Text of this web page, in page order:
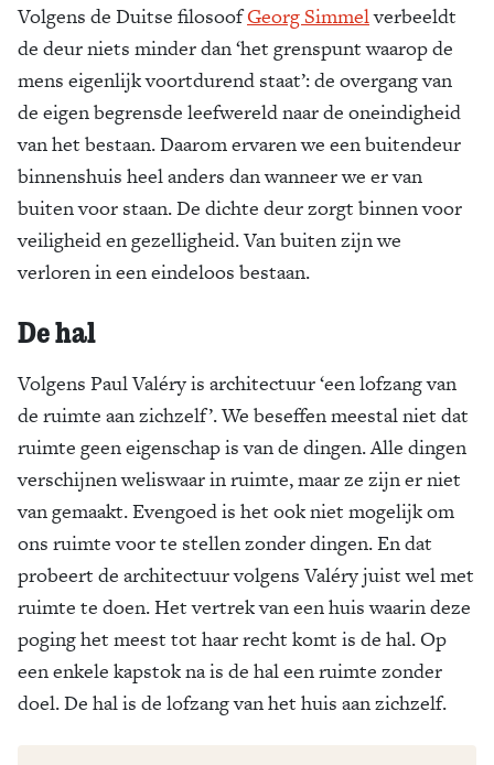
Volgens de Duitse filosoofGeorg Simmelverbeeldt
de deur niets minder dan ‘het grenspunt waarop de
mens eigenlijk voortdurend staat’: de overgang van
de eigen begrensde leefwereld naar de oneindigheid
van het bestaan. Daarom ervaren we een buitendeur
binnenshuis heel anders dan wanneer we er van
buiten voor staan. De dichte deur zorgt binnen voor
veiligheid en gezelligheid. Van buiten zijn we
verloren in een eindeloos bestaan.
De hal
Volgens Paul Valéry is architectuur ‘een lofzang van
de ruimte aan zichzelf’. We beseffen meestal niet dat
ruimte geen eigenschap is van de dingen. Alle dingen
verschijnen weliswaar in ruimte, maar ze zijn er niet
van gemaakt. Evengoed is het ook niet mogelijk om
ons ruimte voor te stellen zonder dingen. En dat
probeert de architectuur volgens Valéry juist wel met
ruimte te doen. Het vertrek van een huis waarin deze
poging het meest tot haar recht komt is de hal. Op
een enkele kapstok na is de hal een ruimte zonder
doel. De hal is de lofzang van het huis aan zichzelf.